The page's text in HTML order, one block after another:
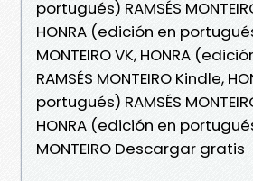
portugués) RAMSÉS
HONRA (edición en
MONTEIRO VK, HONRA
RAMSÉS MONTEIRO Kindle,
portugués) RAMSÉS
HONRA (edición en
MONTEIRO Descargar gratis